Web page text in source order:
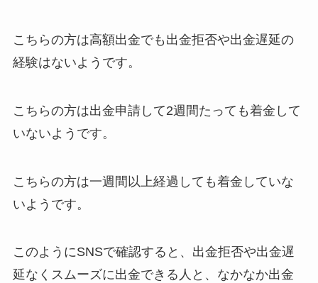
こちらの方は高額出金でも出金拒否や出金遅延の
経験はないようです。
こちらの方は出金申請して2週間たっても着金して
いないようです。
こちらの方は一週間以上経過しても着金していな
いようです。
このようにSNSで確認すると、出金拒否や出金遅
延なくスムーズに出金できる人と、なかなか出金